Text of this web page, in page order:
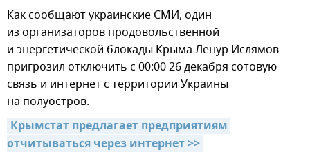
Как сообщают украинские СМИ, один
из организаторов продовольственной
и энергетической блокады Крыма Ленур Ислямов
пригрозил отключить с 00:00 26 декабря сотовую
связь и интернет с территории Украины
на полуостров.
Крымстат предлагает предприятиям
отчитываться через интернет >>